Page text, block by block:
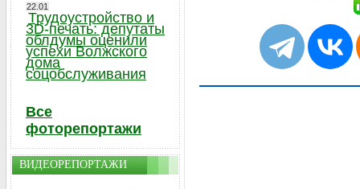
22.01
Трудоустройство и
3D-печать: депутаты
облдумы оценили
успехи Волжского
дома
соцобслуживания
Все
фоторепортажи
ВИДЕОРЕПОРТАЖИ